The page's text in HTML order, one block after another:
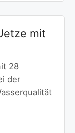
mit
28
der